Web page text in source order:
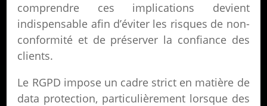
comprendre ces implications devient
indispensable afin d’éviter les risques de non-
conformité et de préserver la confiance des
clients.
Le RGPD impose un cadre strict en matière de
data protection, particulièrement lorsque des